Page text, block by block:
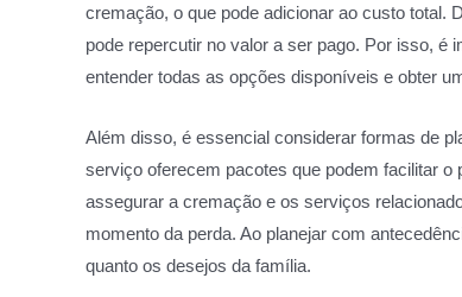
cremação, o que pode adicionar ao custo total.
pode repercutir no valor a ser pago. Por isso, é
entender todas as opções disponíveis e obter
Além disso, é essencial considerar formas de
serviço oferecem pacotes que podem facilitar
assegurar a cremação e os serviços
momento da perda. Ao planejar com
quanto os desejos da família.